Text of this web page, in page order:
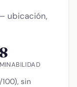
ubicación,
sin